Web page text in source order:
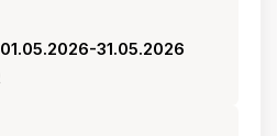
31.05.2026